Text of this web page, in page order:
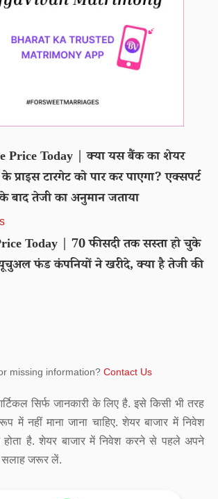
Price Today | क्या यस बैंक का शेयर
टारगेट को पार कर पाएगा? एक्सपर्ट
बाद तेजी का अनुमान जताया
Today | 70 फीसदी तक सस्ता हो चुके
फंड कंपनियों ने खरीदे, क्या है तेजी की
missing information? Contact Us
सिर्फ जानकारी के लिए है. इसे किसी भी तरह
में नहीं माना जाना चाहिए. शेयर बाजार में निवेश
होता है. शेयर बाजार में निवेश करने से पहले अपने
सलाह जरूर लें.